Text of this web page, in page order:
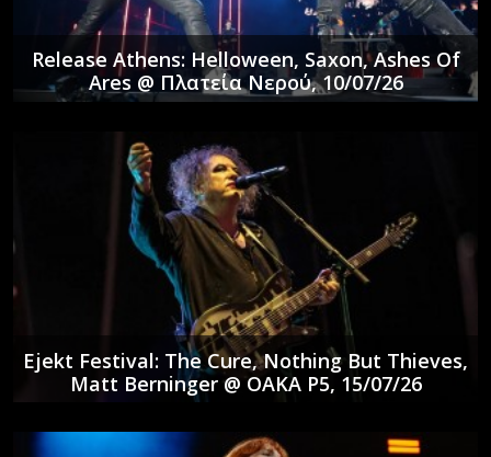
Release Athens: Helloween, Saxon, Ashes Of
Ares @ Πλατεία Νερού, 10/07/26
Ejekt Festival: The Cure, Nothing But Thieves,
Matt Berninger @ ΟΑΚΑ P5, 15/07/26